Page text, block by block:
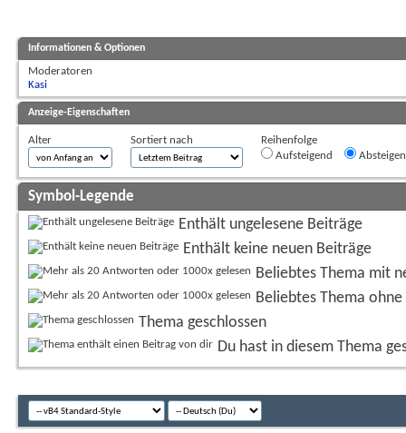
Informationen & Optionen
Moderatoren
Kasi
Anzeige-Eigenschaften
Alter Sortiert nach
Reihenfolge
Aufsteigend
Symbol-Legende
Enthält ungelesene Beiträge
Enthält keine neuen Beiträge
Beliebtes Thema mit
Beliebtes Thema
Thema geschlossen
Du hast in diesem Thema